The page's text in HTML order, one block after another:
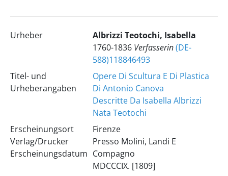
Urheber
Albrizzi Teotochi, Isabella
1760-1836 Verfasserin(DE-
588)118846493
Titel- und
Urheberangaben
Opere Di Scultura E Di Plastica
Di Antonio Canova
Descritte Da Isabella Albrizzi
Nata Teotochi
Erscheinungsort
Verlag/Drucker
Erscheinungsdatum
Firenze
Presso Molini, Landi E
Compagno
MDCCCIX. [1809]